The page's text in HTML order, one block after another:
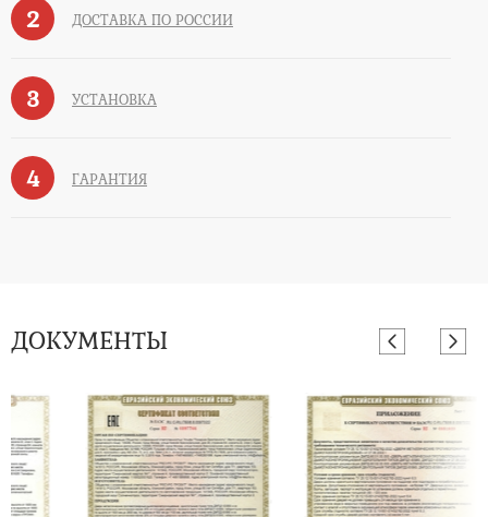
2 ДОСТАВКА ПО РОССИИ
3 УСТАНОВКА
4 ГАРАНТИЯ
ДОКУМЕНТЫ